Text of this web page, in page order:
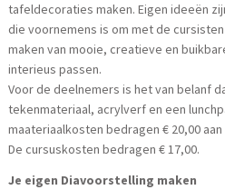
tafeldecoraties maken. Eigen ideeën
die voornemens is om met de
maken van mooie, creatieve en
interieus passen.
Voor de deelnemers is het van belanf
tekenmateriaal, acrylverf en een
maateriaalkosten bedragen € 20,00
De cursuskosten bedragen € 17,00.
Je eigen Diavoorstelling maken